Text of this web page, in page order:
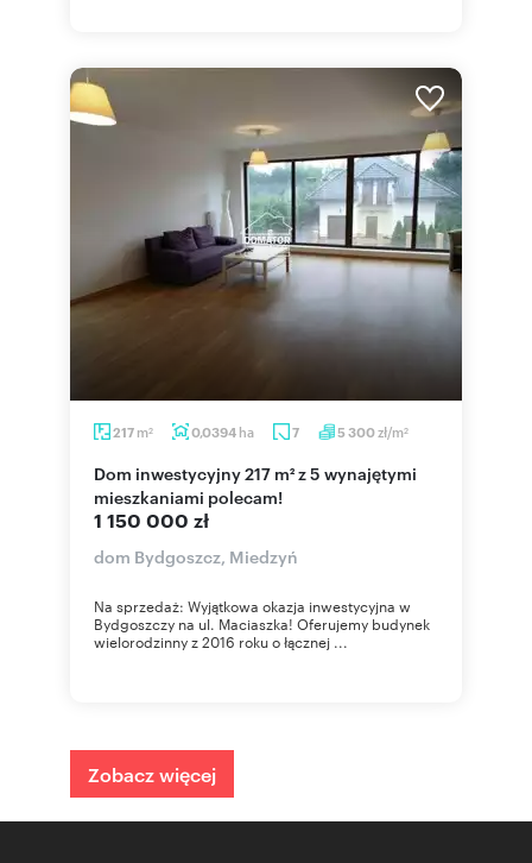
217 m2 0,0394 ha 7 5 300zł/m2
Dom inwestycyjny 217 m² z 5 wynajętymi
mieszkaniami polecam!
1 150 000 zł
dom Bydgoszcz, Miedzyń
Na sprzedaż: Wyjątkowa okazja inwestycyjna w
Bydgoszczy na ul. Maciaszka! Oferujemy budynek
wielorodzinny z 2016 roku o łącznej ...
Zobacz więcej